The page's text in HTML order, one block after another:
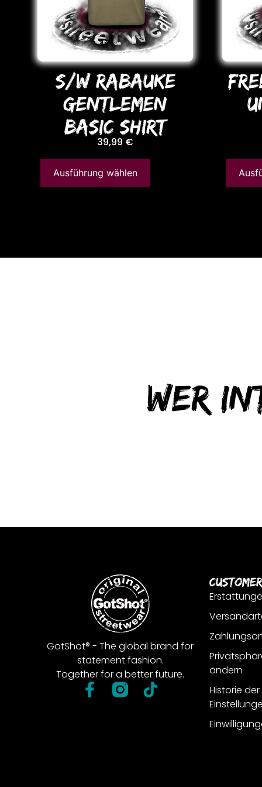
S/W RABAUKE
GENTLEMEN
BASIC SHIRT
39,99 €
Ausführung wählen
Wer
GotShot® - The global brand for
statement fashion.
Together for a better future.
ändern
Historie